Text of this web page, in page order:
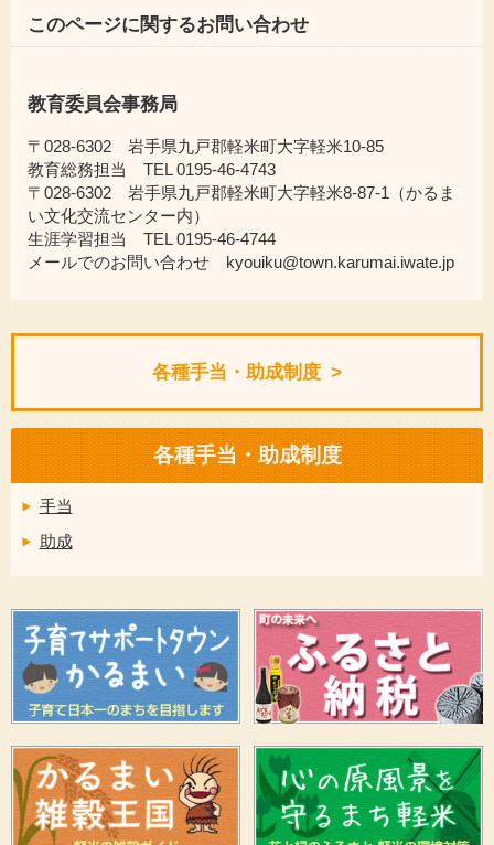
このページに関するお問い合わせ
教育委員会事務局
〒028-6302 岩手県九戸郡軽米町大字軽米10-85
教育総務担当 TEL 0195-46-4743
〒028-6302 岩手県九戸郡軽米町大字軽米8-87-1（かるま
い文化交流センター内）
生涯学習担当 TEL 0195-46-4744
メールでのお問い合わせ kyouiku@town.karumai.iwate.jp
各種手当・助成制度
各種手当・助成制度
手当
助成